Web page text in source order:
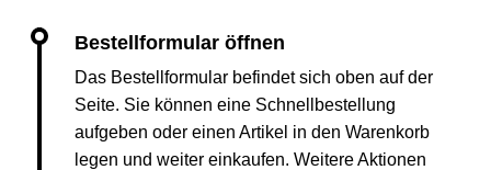
Das Bestellformular befindet sich oben auf der
Seite. Sie können eine Schnellbestellung
aufgeben oder einen Artikel in den Warenkorb
legen und weiter einkaufen. Weitere Aktionen